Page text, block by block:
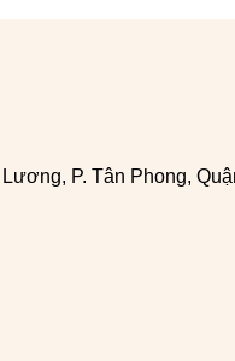
P. Tân Phong,